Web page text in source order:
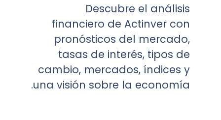
Descubre el análisis
financiero de Actinver con
pronósticos del mercado,
tasas de interés, tipos de
cambio, mercados, índices y
una visión sobre la economía.